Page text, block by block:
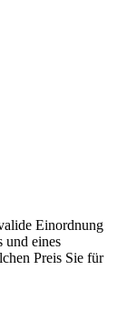
Einordnung
und eines
Preis Sie für